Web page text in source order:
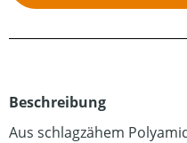
Beschreibung
Aus schlagzähem